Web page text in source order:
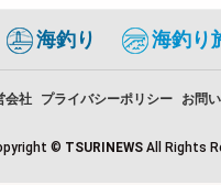
海釣り 海釣り
会社 プライバシーポリシー お問
© TSURINEWS All Rights